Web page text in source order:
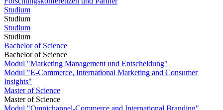
Studium
Studium
Studium
Studium
Bachelor of Science
Bachelor of Science
Modul "Marketing Management und Entscheidung"
Modul "E-Commerce, International Marketing and Consumer
Insights"
Master of Science
Master of Science
Modul "Omnichannel-Commerce and International Branding"